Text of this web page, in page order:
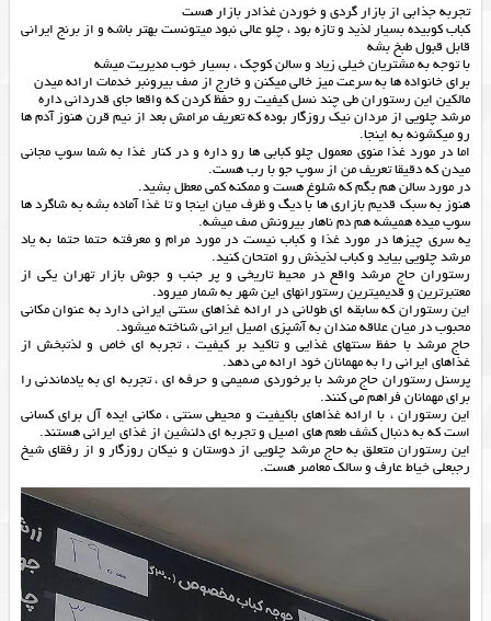
تجربه جذابی از بازار گردی و خوردن غذادر بازار هست
کباب کوبیده بسیار لذید و تازه بود ، چلو عالی نبود میتونست بهتر باشه و از برنج ایرانی
قابل قبول طبخ بشه
با توجه به مشتریان خیلی زیاد و سالن کوچک ، بسیار خوب مدیریت میشه
برای خانواده ها به سرعت میز خالی میکنن و خارج از صف بیرونبر خدمات ارائه میدن
مالکین این رستوران طی چند نسل کیفیت رو حفظ کردن که واقعا جای قدردانی داره
مرشد چلویی از مردان نیک روزگار بوده که تعریف مرامش بعد از نیم قرن هنوز آدم ها
رو میکشونه به اینجا.
اما در مورد غذا منوی معمول چلو کبابی ها رو داره و در کنار غذا به شما سوپ مجانی
میدن که دقیقا تعریف من از سوپ جو با رب هست.
در مورد سالن هم بگم که شلوغ هست و ممکنه کمی معطل بشید.
هنوز به سبک قدیم بازاری ها با دیگ و ظرف میان اینجا و تا غذا آماده بشه به شاگرد ها
سوپ میده همیشه هم دم ناهار بیرونش صف میشه.
یه سری چیزها در مورد غذا و کباب نیست در مورد مرام و معرفته حتما حتما به یاد
مرشد چلویی بیاید و کباب لذیذش رو امتحان کنید.
رستوران حاج مرشد واقع در محیط تاریخی و پر جنب و جوش بازار تهران یکی از
معتبرترین و قدیمیترین رستورانهای این شهر به شمار میرود.
این رستوران که سابقه ای طولانی در ارائه غذاهای سنتی ایرانی دارد به عنوان مکانی
محبوب در میان علاقه مندان به آشپزی اصیل ایرانی شناخته میشود.
حاج مرشد با حفظ سنتهای غذایی و تاکید بر کیفیت ، تجربه ای خاص و لذتبخش از
غذاهای ایرانی را به مهمانان خود ارائه می دهد.
پرسنل رستوران حاج مرشد با برخوردی صمیمی و حرفه ای ، تجربه ای به یادماندنی را
برای مهمانان فراهم می کنند.
این رستوران ، با ارائه غذاهای باکیفیت و محیطی سنتی ، مکانی ایده آل برای کسانی
است که به دنبال کشف طعم های اصیل و تجربه ای دلنشین از غذای ایرانی هستند.
این رستوران متعلق به حاج مرشد چلویی از دوستان و نیکان روزگار و از رفقای شیخ
رجبعلی خیاط عارف و سالک معاصر هست.